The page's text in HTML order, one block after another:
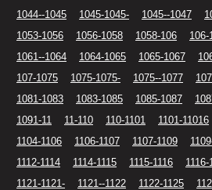
1044--1045
1045-1045- 1045--1047
1053-1056
1056-1058 1058-106 106-
1061--1064
1064-1065 1065-1067
107-1075
1075-1075- 1075--1077
1081-1083
1083-1085 1085-1087
1091-11
11-110 110-1101 1101-11016
1104-1106
1106-1107 1107-1109
1112-1114
1114-1115 1115-1116 1116-
1121-1121-
1121--1122 1122-1125